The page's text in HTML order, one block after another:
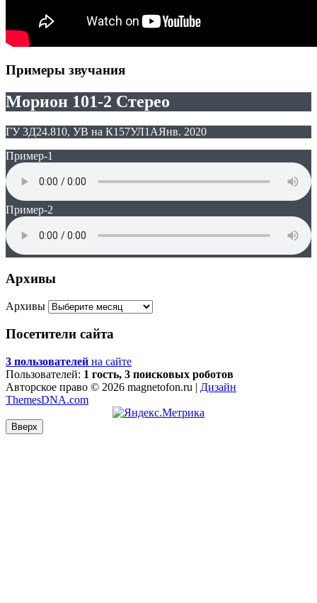
Примеры звучания
Морион 101-2 Стерео
ГУ 3Д24.810, УВ на К157УЛ1АЯнв. 2020
Пример-1
Пример-2
Архивы
Архивы
Посетители сайта
3 пользователей на сайте
Пользователей: 1 гость, 3 поисковых роботов
Авторское право © 2026 magnetofon.ru | Дизайн
ThemesDNA.com
Вверх